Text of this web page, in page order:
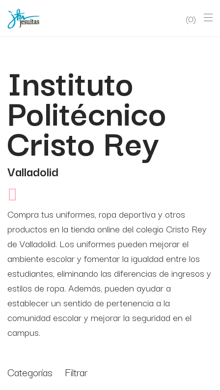
0
Instituto
Politécnico
Cristo Rey
Valladolid
Compra tus uniformes, ropa deportiva y otros
productos en la tienda online del colegio Cristo Rey
de Valladolid. Los uniformes pueden mejorar el
ambiente escolar y fomentar la igualdad entre los
estudiantes, eliminando las diferencias de ingresos y
estilos de ropa. Además, pueden ayudar a
establecer un sentido de pertenencia a la
comunidad escolar y mejorar la seguridad en el
campus.
Categorías Filtrar